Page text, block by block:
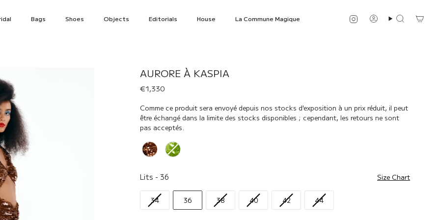
Bags Shoes Objects Editorials House La Commune Magique Instagram
CompteRecherche
AURORE À KASPIA
€1,330
Comme ce produit sera envoyé depuis nos stocks d'exposition à un prix réduit, il peut
être échangé dans la limite des stocks disponibles ; cependant, les retours ne sont
pas acceptés.
Renk
Lits
Lits - 36 Size Chart
34 36 38 40 42 44